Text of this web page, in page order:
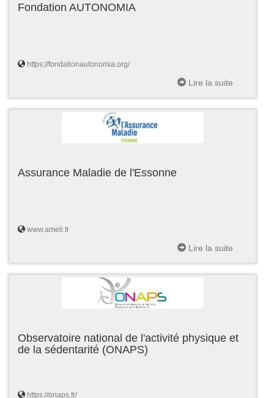
Fondation AUTONOMIA
https://fondationautonomia.org/
Lire la suite
Assurance Maladie de l'Essonne
www.ameli.fr
Lire la suite
Observatoire national de l'activité physique et
de la sédentarité (ONAPS)
https://onaps.fr/